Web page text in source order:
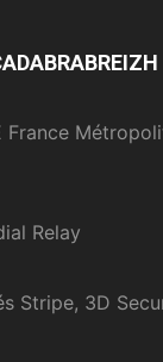
France
Relay
Stripe, 3D